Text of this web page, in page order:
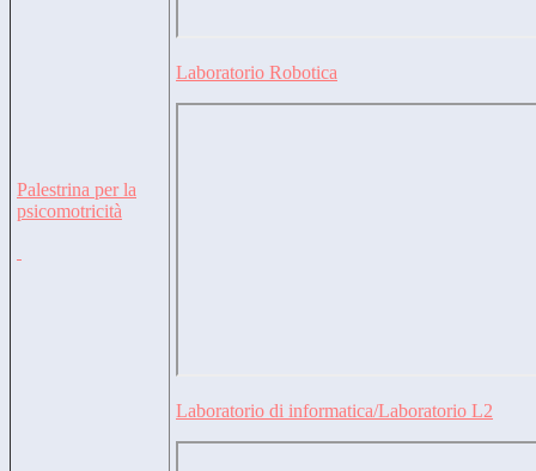
Palestrina per la
psicomotricità
Laboratorio Robotica
Laboratorio di informatica/Laboratorio L2